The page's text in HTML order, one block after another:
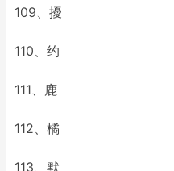
109、擾
110、约
111、鹿
112、橘
113、默